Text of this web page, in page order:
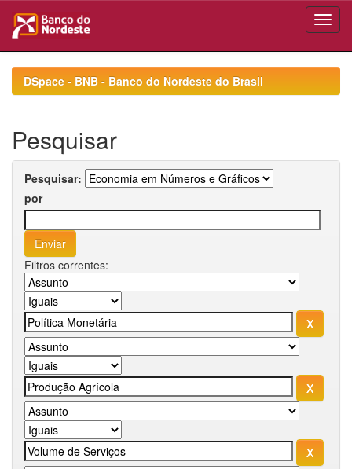
navigationDSpace - BNB - Banco do Nordeste do Brasil
Pesquisar
Pesquisar:
por
Filtros correntes: